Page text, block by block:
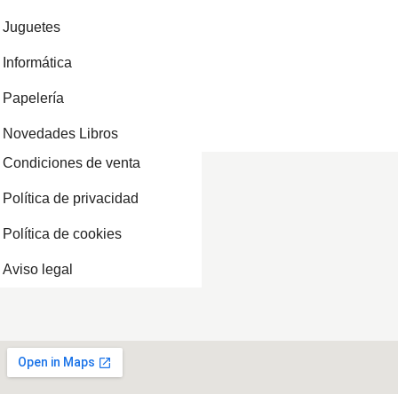
Juguetes
Informática
Papelería
Novedades Libros
Condiciones de venta
Política de privacidad
Política de cookies
Aviso legal